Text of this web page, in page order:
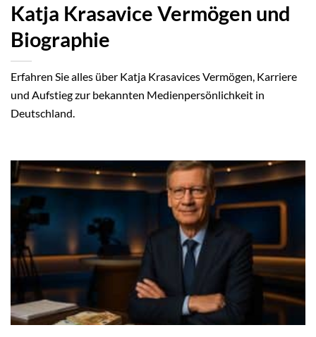
Katja Krasavice Vermögen und
Biographie
Erfahren Sie alles über Katja Krasavices Vermögen, Karriere
und Aufstieg zur bekannten Medienpersönlichkeit in
Deutschland.